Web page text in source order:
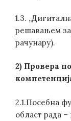
1.3.
решавањем
рачунару).
2) Провера
2.1.Посебна
област рада